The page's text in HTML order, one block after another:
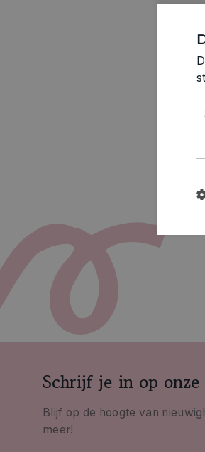
Schrijf je in op
Blijf op de hoogte van
meer!